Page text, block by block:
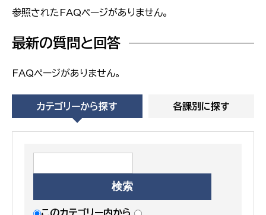
参照されたFAQページがありません。
最新の質問と回答
FAQページがありません。
カテゴリーから探す 各課別に探す
このカテゴリー内から